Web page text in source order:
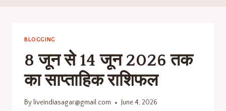
BLOGGING
8 जून से 14 जून 2026 तक
का साप्ताहिक राशिफल
By liveindiasagar@gmail.com June 4, 2026